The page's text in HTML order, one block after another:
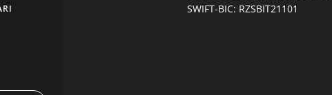
SWIFT-BIC: RZSBIT21101